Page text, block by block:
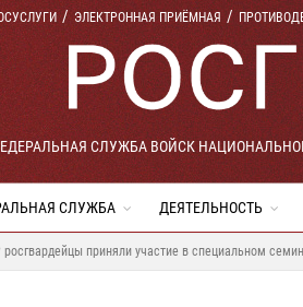
ЭЛЕКТРОННАЯ ПРИЁМНАЯ
СЛУЖБА ВОЙСК
СЛУЖБА ДЕЯТЕЛЬНОСТЬ
приняли участие в специальном